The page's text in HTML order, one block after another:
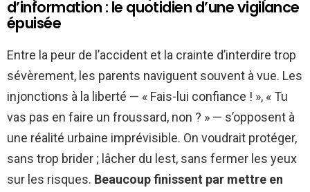
d’information : le quotidien d’une vigilance
épuisée
Entre la peur de l’accident et la crainte d’interdire trop
sévèrement, les parents naviguent souvent à vue. Les
injonctions à la liberté — « Fais-lui confiance ! », « Tu
vas pas en faire un froussard, non ? » — s’opposent à
une réalité urbaine imprévisible. On voudrait protéger,
sans trop brider ; lâcher du lest, sans fermer les yeux
sur les risques. Beaucoup finissent par mettre en